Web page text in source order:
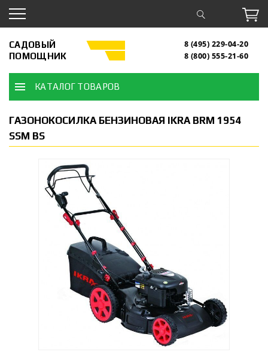
САДОВЫЙ
ПОМОЩНИК
8 (495) 229-04-20
8 (800) 555-21-60
КАТАЛОГ ТОВАРОВ
ГАЗОНОКОСИЛКА БЕНЗИНОВАЯ IKRA BRM 1954
SSM BS